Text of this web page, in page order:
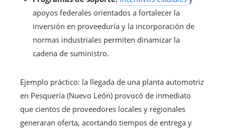
apoyos federales orientados a fortalecer la
inversión en proveeduría y la incorporación de
normas industriales permiten dinamizar la
cadena de suministro.
Ejemplo práctico: la llegada de una planta automotriz
en Pesquería (Nuevo León) provocó de inmediato
que cientos de proveedores locales y regionales
generaran oferta, acortando tiempos de entrega y